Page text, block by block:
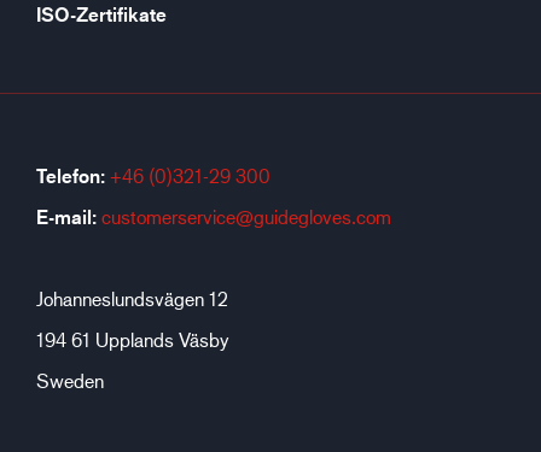
ISO-Zertifikate
Telefon: +46 (0)321-29 300
E-mail: customerservice@guidegloves.com
Johanneslundsvägen 12
194 61 Upplands Väsby
Sweden